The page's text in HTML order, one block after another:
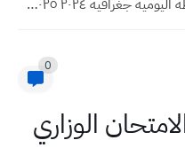
نموذج الخطة اليومية جغرافية ٢٠٢٤ ٢٠٢٥ السادس الادبي
0
الوزاري